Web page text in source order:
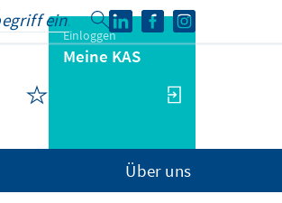
Einloggen
Meine KAS
Über uns